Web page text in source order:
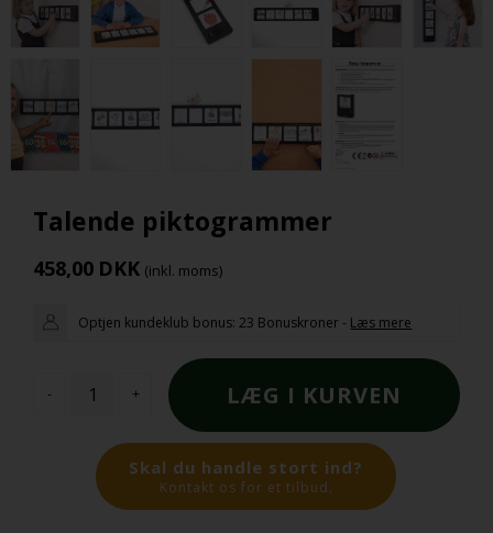
Talende piktogrammer
458,00 DKK (inkl. moms)
Optjen kundeklub bonus:23 Bonuskroner - Læs mere
- +
Skal du handle stort ind?
Kontakt os for et tilbud.